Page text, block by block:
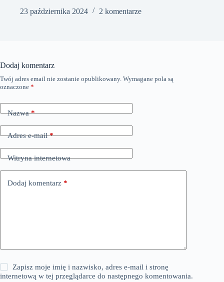
23 października 2024
2 komentarze
Dodaj komentarz
Twój adres email nie zostanie opublikowany. Wymagane pola są
oznaczone *
Nazwa*
Adres e-mail*
Witryna internetowa
Dodaj komentarz *
Zapisz moje imię i nazwisko, adres e-mail i stronę
internetową w tej przeglądarce do następnego komentowania.